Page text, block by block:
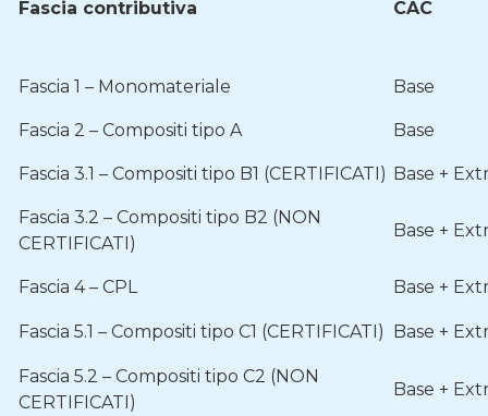
Fascia contributiva CAC
Fascia 1 – Monomateriale Base
Fascia 2 – Compositi tipo A Base
Fascia 3.1 – Compositi tipo B1 (CERTIFICATI) Base +
Fascia 3.2 – Compositi tipo B2 (NON
CERTIFICATI)
Base +
Fascia 4 – CPL Base +
Fascia 5.1 – Compositi tipo C1 (CERTIFICATI) Base +
Fascia 5.2 – Compositi tipo C2 (NON
CERTIFICATI)
Base +